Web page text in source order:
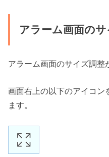
アラーム画面の
アラーム画面のサイズ調整
画面右上の以下のアイコン
ます。